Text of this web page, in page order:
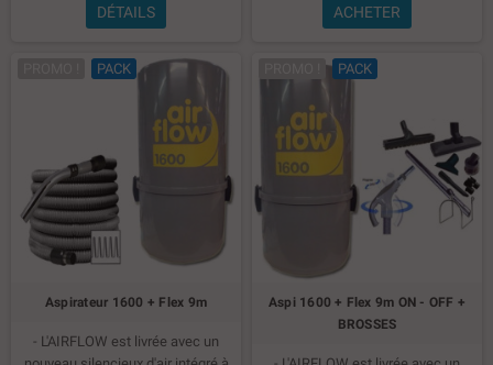
DÉTAILS ACHETER
PACK
Aspirateur 1600 + Flex 9m
- L'AIRFLOW est livrée avec un
PACK
Aspi 1600 + Flex 9m ON - OFF +
BROSSES